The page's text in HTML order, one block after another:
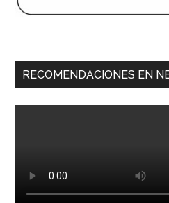
RECOMENDACIONES EN